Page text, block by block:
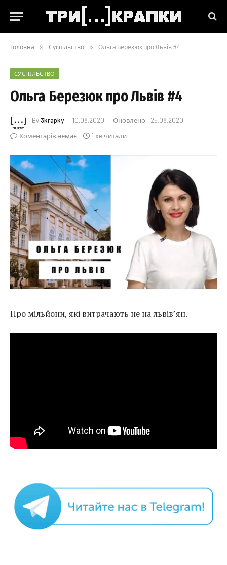
Головна » Суспільство » Ольга Березюк про Львів #4
СУСПІЛЬСТВО
Ольга Березюк про Львів #4
By 3krapky 10.08.2020 Оновлено: 25.08.2020
Коментарів немає
1 хв читали
Про мільйони, які витрачають не на львів’ян.